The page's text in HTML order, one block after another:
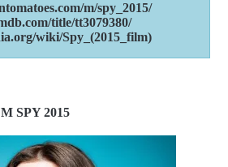
m/spy_2015/
title/tt3079380/
wiki/Spy_(2015_film)
SPY 2015